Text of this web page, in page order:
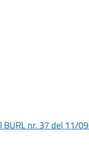
BURL nr. 37 del 11/